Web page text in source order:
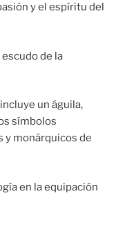
y el espíritu del
de la
un águila,
símbolos
monárquicos de
en la equipación